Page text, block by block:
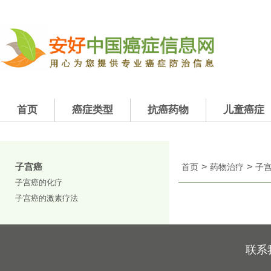
首页 癌症类型 抗癌药物 儿童癌症
子宫癌
子宫癌的化疗
子宫癌的激素疗法
首页 > 药物治疗 > 子
联系